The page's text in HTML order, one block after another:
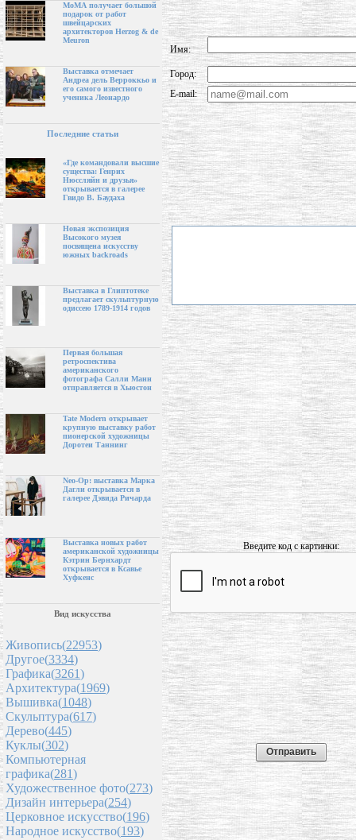
МоМА получает большой
подарок от работ
швейцарских
архитекторов Herzog & de
Meuron
Выставка отмечает
Андреа дель Верроккьо и
его самого известного
ученика Леонардо
Последние статьи
«Где командовали высшие
существа: Генрих
Нюссляйн и друзья»
открывается в галерее
Гвидо В. Баудаха
Новая экспозиция
Высокого музея
посвящена искусству
южных backroads
Выставка в Глиптотеке
предлагает скульптурную
одиссею 1789-1914 годов
Первая большая
ретроспектива
американского
фотографа Салли Манн
отправляется в Хьюстон
Tate Modern открывает
крупную выставку работ
пионерской художницы
Доротеи Таннинг
Neo-Op: выставка Марка
Дагли открывается в
галерее Дэвида Ричарда
Выставка новых работ
американской художницы
Кэтрин Бернхардт
открывается в Ксавье
Хуфкенс
Вид искусства
Живопись(22953)
Другое(3334)
Графика(3261)
Архитектура(1969)
Вышивка(1048)
Скульптура(617)
Дерево(445)
Куклы(302)
Компьютерная
графика(281)
Художественное фото(273)
Дизайн интерьера(254)
Церковное искусство(196)
Народное искусство(193)
Имя:
Город:
E-mail:
Введите код с картинки: